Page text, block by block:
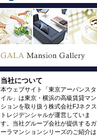
当社について
本ウェブサイト「東京アーバンスタ
イル」は東京・横浜の高級賃貸マン
ションを取り扱う株式会社FJネクス
トレジデンシャルが運営していま
す。当社グループ会社が提供するガ
ーラマンションシリーズのご紹介は